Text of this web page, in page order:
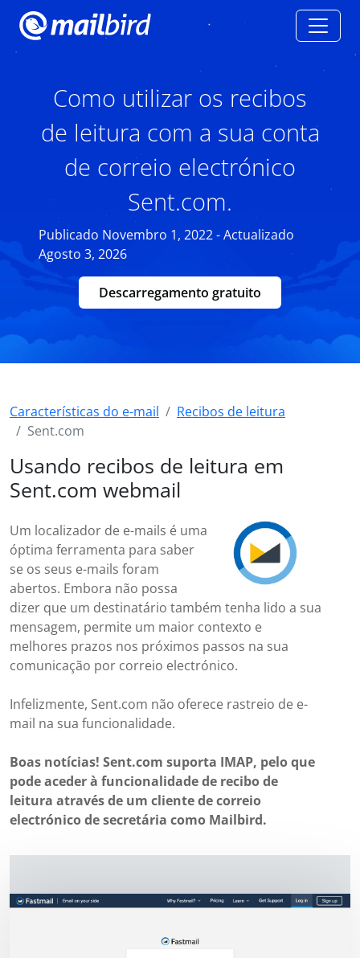
Como utilizar os recibos
de leitura com a sua conta
de correio electrónico
Sent.com.
Publicado Novembro 1, 2022 - Actualizado
Agosto 3, 2026
Descarregamento gratuito
Características do e-mail
Recibos de leitura
Sent.com
Usando recibos de leitura em
Sent.com webmail
Um localizador de e-mails é uma
óptima ferramenta para saber
se os seus e-mails foram
abertos. Embora não possa
dizer que um destinatário também tenha lido a sua
mensagem, permite um maior contexto e
melhores prazos nos próximos passos na sua
comunicação por correio electrónico.
Infelizmente, Sent.com não oferece rastreio de e-
mail na sua funcionalidade.
Boas notícias! Sent.com suporta IMAP, pelo que
pode aceder à funcionalidade de recibo de
leitura através de um cliente de correio
electrónico de secretária como Mailbird.